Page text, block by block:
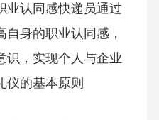
业认同感快递员通过
自身的职业认同感，
识，实现个人与企业
仪的基本原则